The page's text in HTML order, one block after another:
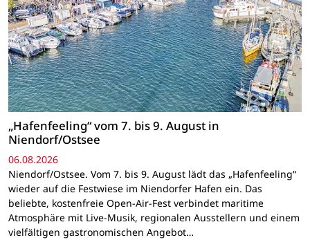
„Hafenfeeling“ vom 7. bis 9. August in
Niendorf/Ostsee
06.08.2026
Niendorf/Ostsee. Vom 7. bis 9. August lädt das „Hafenfeeling“
wieder auf die Festwiese im Niendorfer Hafen ein. Das
beliebte, kostenfreie Open-Air-Fest verbindet maritime
Atmosphäre mit Live-Musik, regionalen Ausstellern und einem
vielfältigen gastronomischen Angebot…